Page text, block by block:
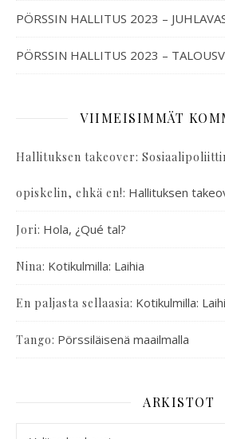
PÖRSSIN HALLITUS 2023 –
PÖRSSIN HALLITUS 2023 –
VIIMEISIMMÄT
Hallituksen takeover:
opiskelin, ehkä en!: Hallituksen
Jori: Hola, ¿Qué tal?
Nina: Kotikulmilla: Laihia
En paljasta sellaasia: Kotikulmilla:
Tango: Pörssiläisenä maailmalla
ARKISTOT